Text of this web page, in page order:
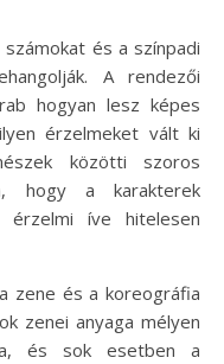
és a színpadi
A rendezői
hogyan lesz képes
érzelmeket vált ki
közötti szoros
hogy a karakterek
íve hitelesen
zene és a koreográfia
zenei anyaga mélyen
és sok esetben a